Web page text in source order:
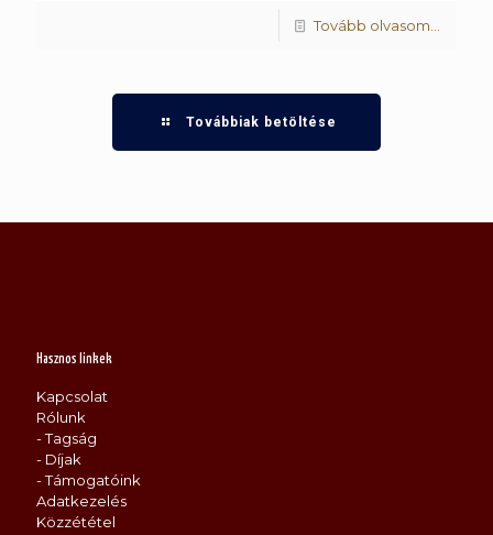
Tovább olvasom...
Továbbiak betöltése
Hasznos linkek
Kapcsolat
Rólunk
- Tagság
- Díjak
- Támogatóink
Adatkezelés
Közzététel